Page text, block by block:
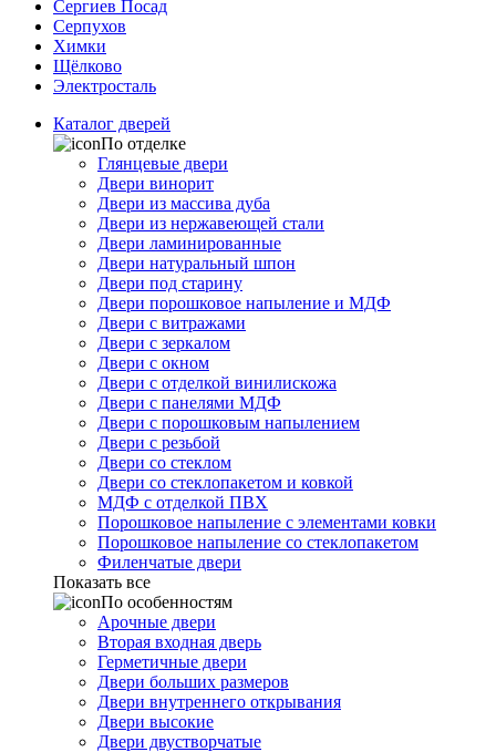
Сергиев Посад
Серпухов
Химки
Щёлково
Электросталь
Каталог дверей
По отделке
Глянцевые двери
Двери винорит
Двери из массива дуба
Двери из нержавеющей стали
Двери ламинированные
Двери натуральный шпон
Двери под старину
Двери порошковое напыление и МДФ
Двери с витражами
Двери с зеркалом
Двери с окном
Двери с отделкой винилискожа
Двери с панелями МДФ
Двери с порошковым напылением
Двери с резьбой
Двери со стеклом
Двери со стеклопакетом и ковкой
МДФ с отделкой ПВХ
Порошковое напыление с элементами ковки
Порошковое напыление со стеклопакетом
Филенчатые двери
Показать все
По особенностям
Арочные двери
Вторая входная дверь
Герметичные двери
Двери больших размеров
Двери внутреннего открывания
Двери высокие
Двери двустворчатые